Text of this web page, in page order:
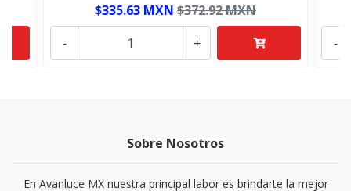
$335.63 MXN $372.92 MXN
+
- -
Sobre Nosotros
En Avanluce MX nuestra principal labor es brindarte la mejor